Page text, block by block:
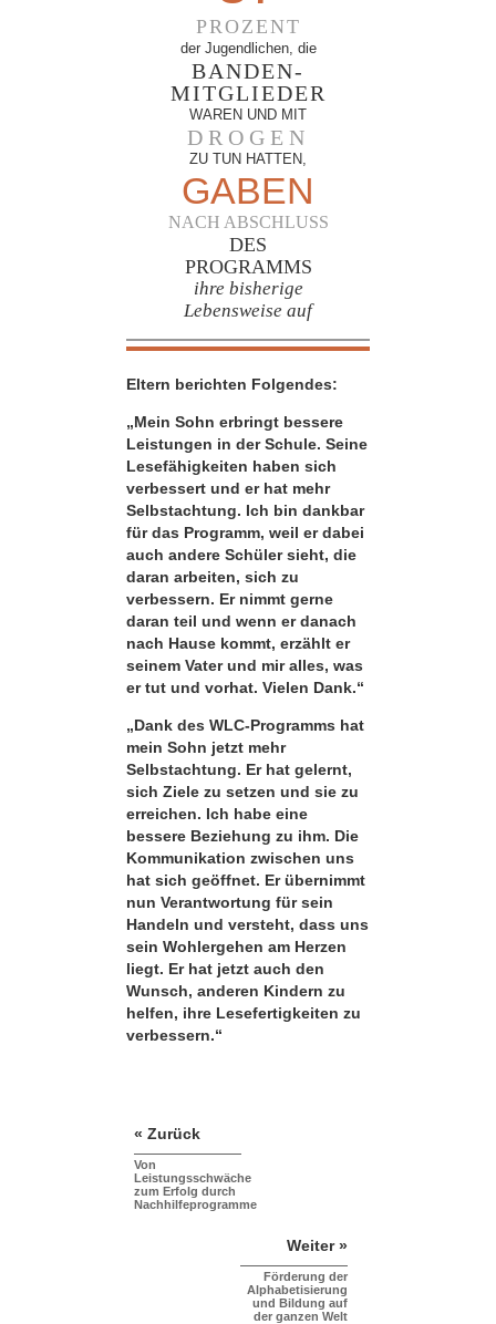
PROZENT
der Jugendlichen, die
BANDEN-
MITGLIEDER
WAREN UND MIT
DROGEN
ZU TUN HATTEN,
GABEN
NACH ABSCHLUSS
DES
PROGRAMMS
ihre bisherige
Lebensweise auf
Eltern berichten Folgendes:
„Mein Sohn erbringt bessere
Leistungen in der Schule. Seine
Lesefähigkeiten haben sich
verbessert und er hat mehr
Selbstachtung. Ich bin dankbar
für das Programm, weil er dabei
auch andere Schüler sieht, die
daran arbeiten, sich zu
verbessern. Er nimmt gerne
daran teil und wenn er danach
nach Hause kommt, erzählt er
seinem Vater und mir alles, was
er tut und vorhat. Vielen Dank.“
„Dank des WLC-Programms hat
mein Sohn jetzt mehr
Selbstachtung. Er hat gelernt,
sich Ziele zu setzen und sie zu
erreichen. Ich habe eine
bessere Beziehung zu ihm. Die
Kommunikation zwischen uns
hat sich geöffnet. Er übernimmt
nun Verantwortung für sein
Handeln und versteht, dass uns
sein Wohlergehen am Herzen
liegt. Er hat jetzt auch den
Wunsch, anderen Kindern zu
helfen, ihre Lesefertigkeiten zu
verbessern.“
« Zurück
Von
Leistungsschwäche
zum Erfolg durch
Nachhilfeprogramme
Weiter »
Förderung der
Alphabetisierung
und Bildung auf
der ganzen Welt